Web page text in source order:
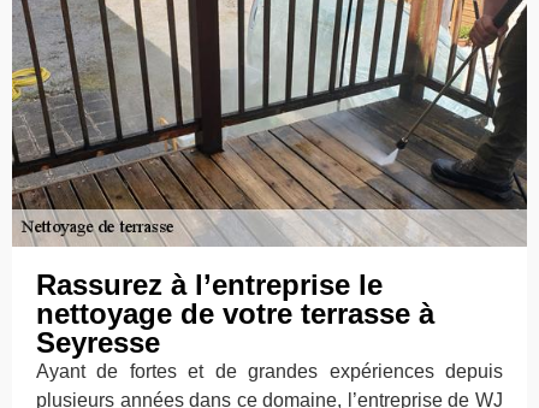
Rassurez à l’entreprise le
nettoyage de votre terrasse à
Seyresse
Ayant de fortes et de grandes expériences depuis
plusieurs années dans ce domaine, l’entreprise de WJ